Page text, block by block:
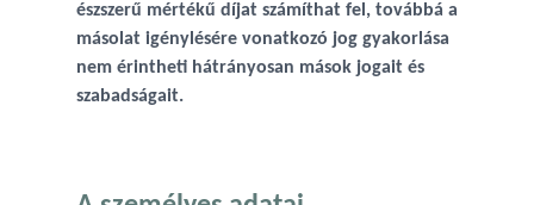
észszerű mértékű díjat számíthat fel, továbbá a
másolat igénylésére vonatkozó jog gyakorlása
nem érintheti hátrányosan mások jogait és
szabadságait.